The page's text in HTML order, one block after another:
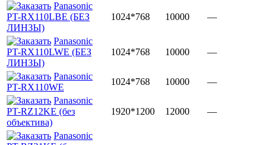
Panasonic
PT-RX110LBE (БЕЗ
ЛИНЗЫ)
1024*768 10000 —
Panasonic
PT-RX110LWE (БЕЗ
ЛИНЗЫ)
1024*768 10000 —
Panasonic
PT-RX110WE
1024*768 10000
—
Panasonic
PT-RZ12KE (без
объектива)
1920*1200 12000 —
Panasonic